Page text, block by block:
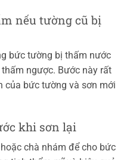
nếu tường cũ bị
bức tường bị thấm nước
ngược. Bước này rất
của bức tường và sơn mới
khi sơn lại
chà nhám để cho bức